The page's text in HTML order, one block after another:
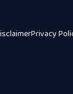
Privacy